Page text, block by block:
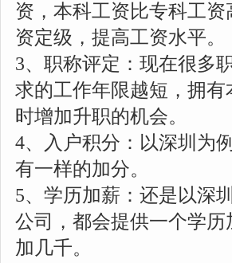
资，本科工资比专科工
资定级，提高工资水平。
3、职称评定：现在很多
求的工作年限越短，拥
时增加升职的机会。
4、入户积分：以深圳为
有一样的加分。
5、学历加薪：还是以深
公司，都会提供一个学
加几千。